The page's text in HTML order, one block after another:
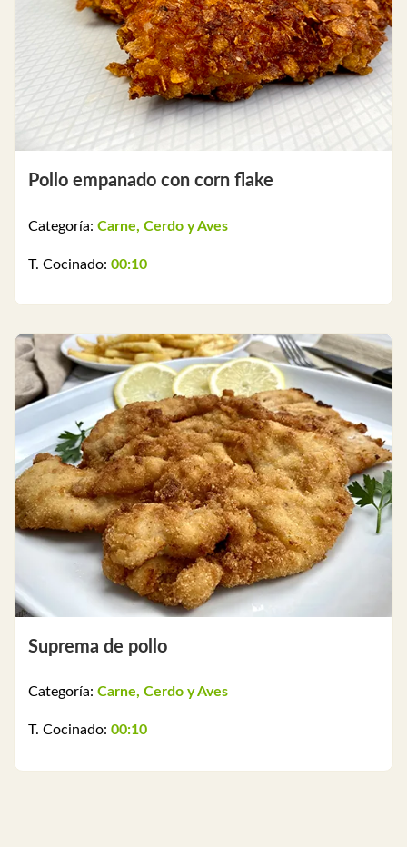
Pollo empanado con corn flake
Categoría: Carne, Cerdo y Aves
T. Cocinado: 00:10
Suprema de pollo
Categoría: Carne, Cerdo y Aves
T. Cocinado: 00:10